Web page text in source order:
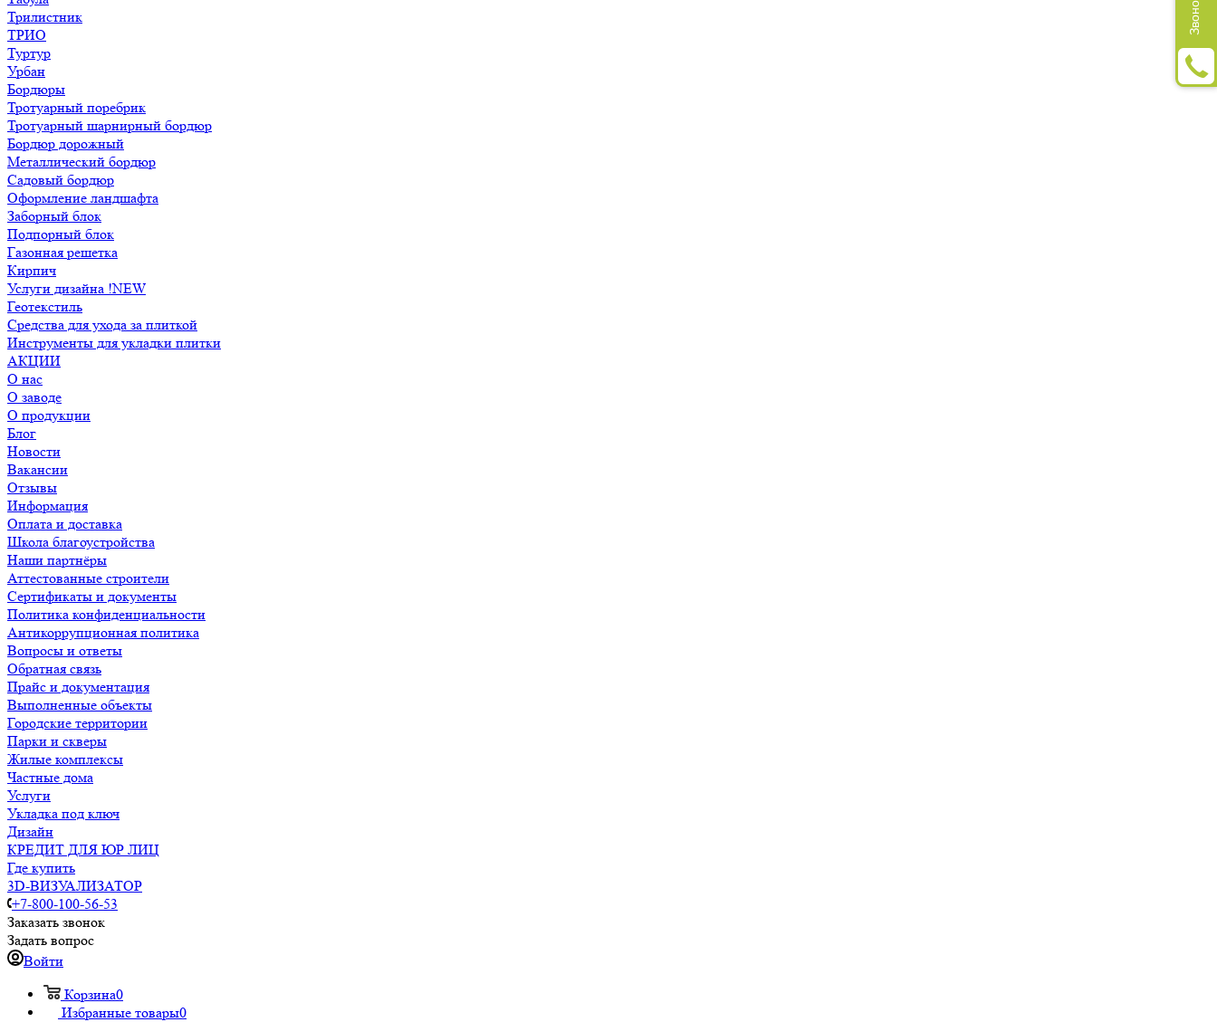
Трилистник
ТРИО
Туртур
Урбан
Бордюры
Тротуарный поребрик
Тротуарный шарнирный бордюр
Бордюр дорожный
Металлический бордюр
Садовый бордюр
Оформление ландшафта
Заборный блок
Подпорный блок
Газонная решетка
Кирпич
Услуги дизайна !NEW
Геотекстиль
Средства для ухода за плиткой
Инструменты для укладки плитки
АКЦИИ
О нас
О заводе
О продукции
Блог
Новости
Вакансии
Отзывы
Информация
Оплата и доставка
Школа благоустройства
Наши партнёры
Аттестованные строители
Сертификаты и документы
Политика конфиденциальности
Антикоррупционная политика
Вопросы и ответы
Обратная связь
Прайс и документация
Выполненные объекты
Городские территории
Парки и скверы
Жилые комплексы
Частные дома
Услуги
Укладка под ключ
Дизайн
КРЕДИТ ДЛЯ ЮР ЛИЦ
Где купить
3D-ВИЗУАЛИЗАТОР
+7-800-100-56-53
Заказать звонок
Задать вопрос
Войти
Корзина0
Избранные товары0